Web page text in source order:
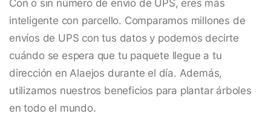
Con o sin número de envío de UPS, eres más
inteligente con parcello. Comparamos millones de
envíos de UPS con tus datos y podemos decirte
cuándo se espera que tu paquete llegue a tu
dirección en Alaejos durante el día. Además,
utilizamos nuestros beneficios para plantar árboles
en todo el mundo.